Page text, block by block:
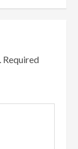
Required